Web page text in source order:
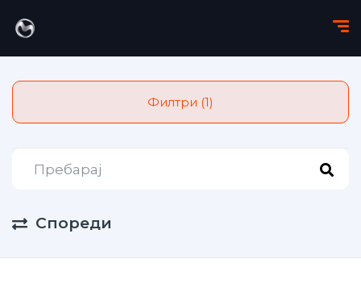
Филтри (1)
Спореди